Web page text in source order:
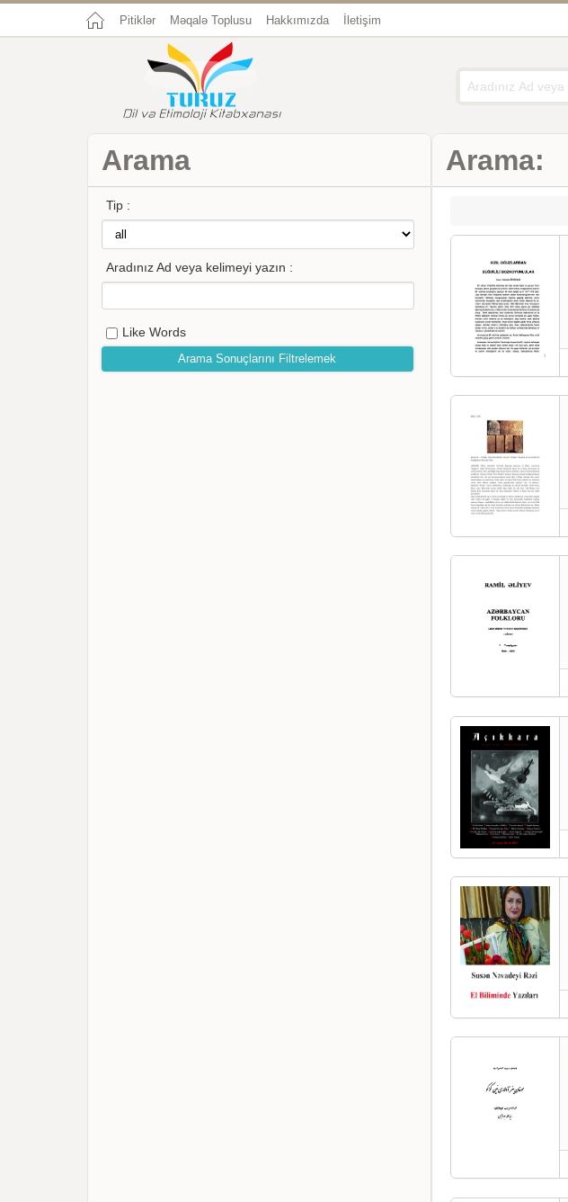
Pitiklər Məqalə Toplusu Hakkımızda İletişim
Arama:
Arama
Tip :
Aradınız Ad veya kelimeyi yazın :
Like Words